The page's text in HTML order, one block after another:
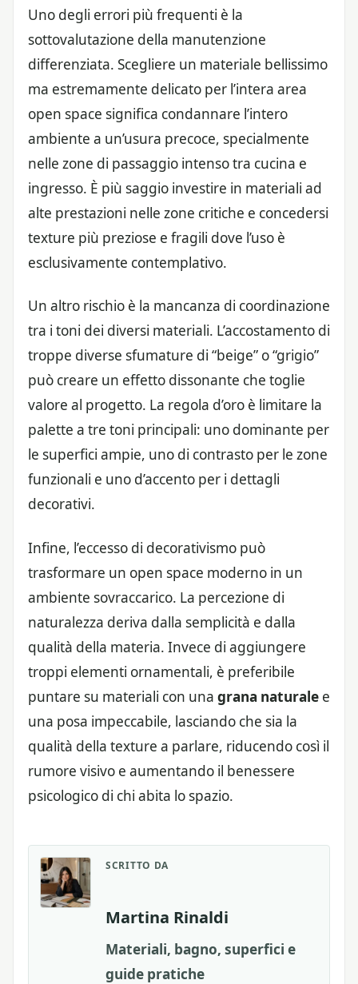
Uno degli errori più frequenti è la
sottovalutazione della manutenzione
differenziata. Scegliere un materiale bellissimo
ma estremamente delicato per l’intera area
open space significa condannare l’intero
ambiente a un’usura precoce, specialmente
nelle zone di passaggio intenso tra cucina e
ingresso. È più saggio investire in materiali ad
alte prestazioni nelle zone critiche e concedersi
texture più preziose e fragili dove l’uso è
esclusivamente contemplativo.
Un altro rischio è la mancanza di coordinazione
tra i toni dei diversi materiali. L’accostamento di
troppe diverse sfumature di “beige” o “grigio”
può creare un effetto dissonante che toglie
valore al progetto. La regola d’oro è limitare la
palette a tre toni principali: uno dominante per
le superfici ampie, uno di contrasto per le zone
funzionali e uno d’accento per i dettagli
decorativi.
Infine, l’eccesso di decorativismo può
trasformare un open space moderno in un
ambiente sovraccarico. La percezione di
naturalezza deriva dalla semplicità e dalla
qualità della materia. Invece di aggiungere
troppi elementi ornamentali, è preferibile
puntare su materiali con una grana naturale e
una posa impeccabile, lasciando che sia la
qualità della texture a parlare, riducendo così il
rumore visivo e aumentando il benessere
psicologico di chi abita lo spazio.
SCRITTO DA
Martina Rinaldi
Materiali, bagno, superfici e
guide pratiche